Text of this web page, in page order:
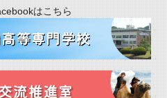
永年勤続者表彰を実施New
商船高等専門学校教職員表彰を実施
続者表彰を実施
ム２０２５・専攻科特別研究中間発
FD研修を実施しました
はこちら